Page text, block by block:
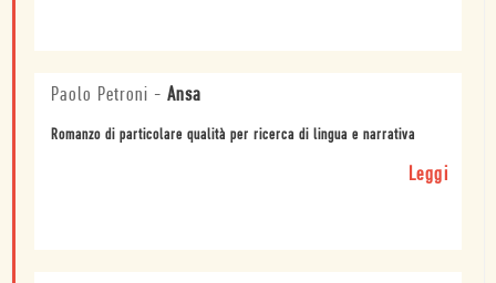
Paolo Petroni - Ansa
Romanzo di particolare qualità per ricerca di lingua e narrativa
Leggi